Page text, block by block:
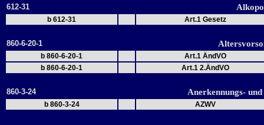
612-31
b 612-31 Art.1 Gesetz
860-6-20-1
b 860-6-20-1
Art.1 ÄndVO
b 860-6-20-1
Art.1 2.ÄndVO
860-3-24 Anerkennungs-
b 860-3-24 AZWV